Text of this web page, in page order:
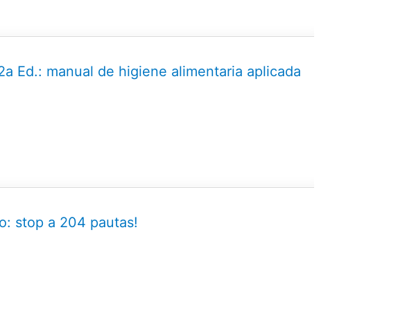
Ed.: manual de higiene alimentaria aplicada
stop a 204 pautas!